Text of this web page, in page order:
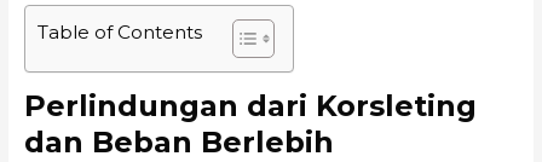
Table of Contents
Perlindungan dari Korsleting
dan Beban Berlebih